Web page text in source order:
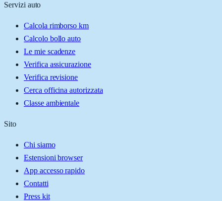
Servizi auto
Calcola rimborso km
Calcolo bollo auto
Le mie scadenze
Verifica assicurazione
Verifica revisione
Cerca officina autorizzata
Classe ambientale
Sito
Chi siamo
Estensioni browser
App accesso rapido
Contatti
Press kit